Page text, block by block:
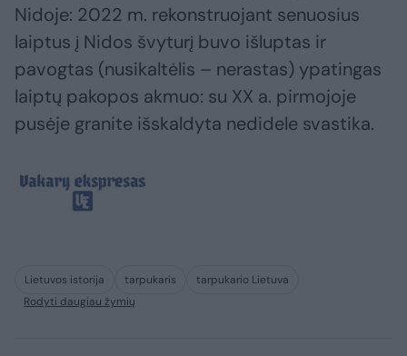
Nidoje: 2022 m. rekonstruojant senuosius
laiptus į Nidos švyturį buvo išluptas ir
pavogtas (nusikaltėlis – nerastas) ypatingas
laiptų pakopos akmuo: su XX a. pirmojoje
pusėje granite išskaldyta nedidele svastika.
Lietuvos istorija tarpukaris
tarpukario Lietuva
Rodyti daugiau žymių